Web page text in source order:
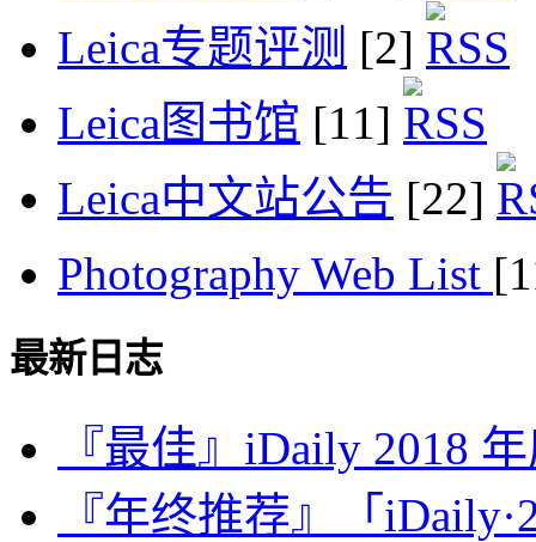
Leica专题评测 [2]
Leica图书馆 [11]
Leica中文站公告 [22]
Photography Web List
最新日志
『最佳』iDaily 2018
『年终推荐』「